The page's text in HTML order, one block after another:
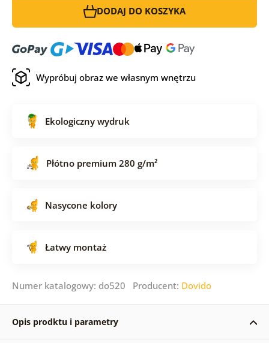
DODAJ DO KOSZYKA
Wypróbuj obraz we własnym wnętrzu
Ekologiczny wydruk
Płótno premium 280 g/m²
Nasycone kolory
Łatwy montaż
Numer katalogowy: do520 Producent: Dovido
Opis prodktu i parametry